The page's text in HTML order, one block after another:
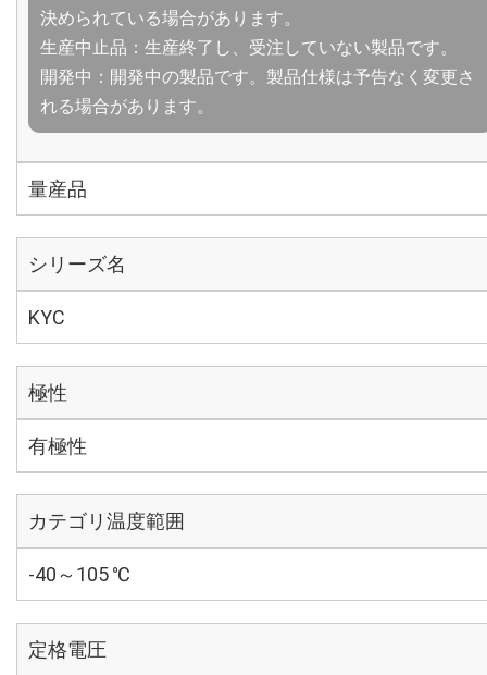
決められている場合があります。
生産中止品：生産終了し、受注していない製品です。
開発中：開発中の製品です。製品仕様は予告なく変更さ
れる場合があります。
量産品
シリーズ名
KYC
極性
有極性
カテゴリ温度範囲
-40～105 ℃
定格電圧